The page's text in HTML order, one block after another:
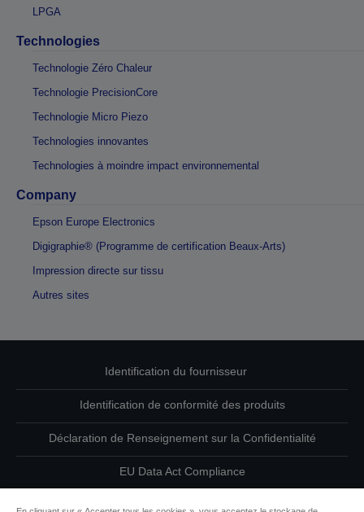
LPGA
Technologies
Technologie Zéro Chaleur
Technologie PrecisionCore
Technologie Micro Piezo
Technologies innovantes
Technologies à moindre impact environnemental
Company
Epson Europe Electronics
Digigraphie® (Programme de certification Beaux-Arts)
Impression directe sur tissu
Autres sites
Identification du fournisseur
Identification de conformité des produits
Déclaration de Renseignement sur la Confidentialité
EU Data Act Compliance